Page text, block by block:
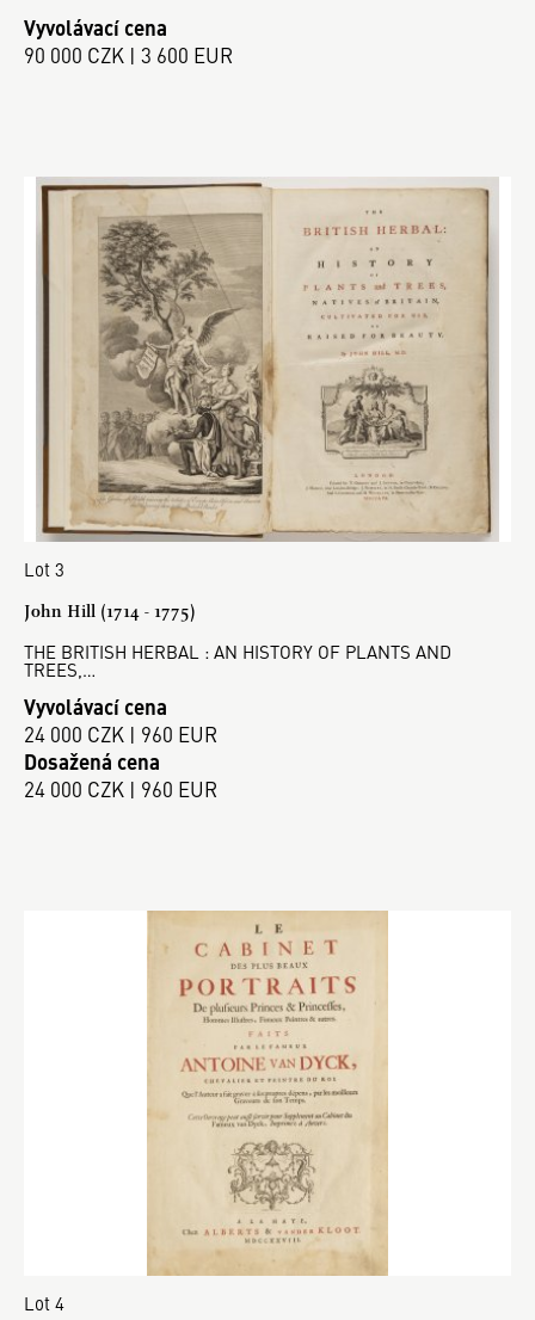
Vyvolávací cena
90 000 CZK | 3 600 EUR
Lot 3
John Hill (1714 - 1775)
THE BRITISH HERBAL : AN HISTORY OF PLANTS AND
TREES,…
Vyvolávací cena
24 000 CZK | 960 EUR
Dosažená cena
24 000 CZK | 960 EUR
Lot 4